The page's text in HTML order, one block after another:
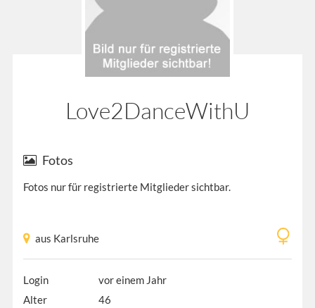
Love2DanceWithU
Fotos
Fotos nur für registrierte Mitglieder sichtbar.
aus Karlsruhe
Login
vor einem Jahr
Alter
46